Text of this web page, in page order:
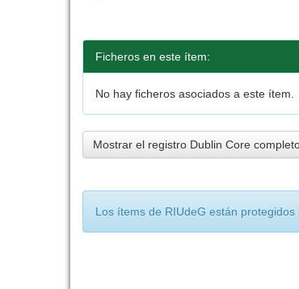
Ficheros en este ítem:
No hay ficheros asociados a este ítem.
Mostrar el registro Dublin Core
Los ítems de RIUdeG están